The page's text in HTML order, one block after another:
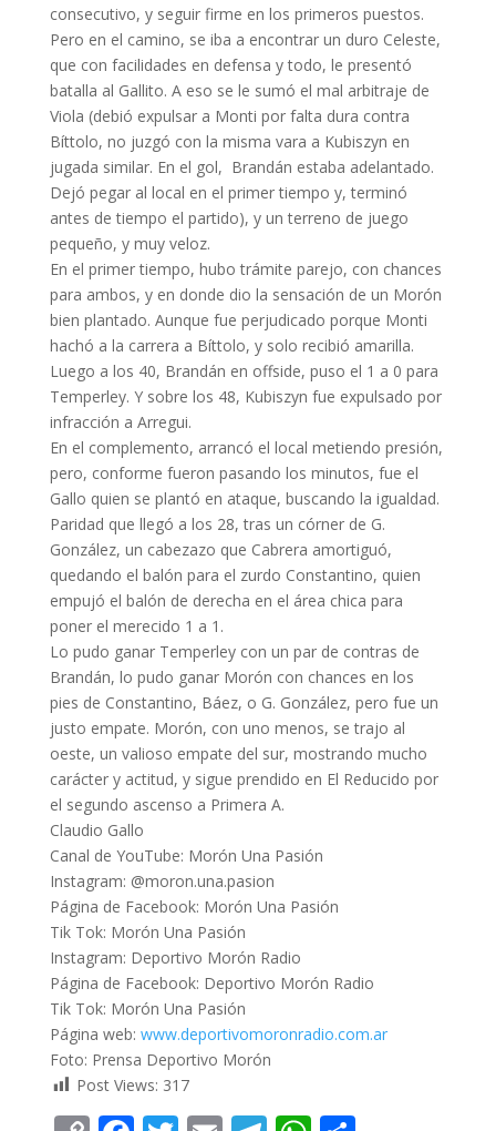
consecutivo, y seguir firme en los primeros puestos.
Pero en el camino, se iba a encontrar un duro Celeste,
que con facilidades en defensa y todo, le presentó
batalla al Gallito. A eso se le sumó el mal arbitraje de
Viola (debió expulsar a Monti por falta dura contra
Bíttolo, no juzgó con la misma vara a Kubiszyn en
jugada similar. En el gol, Brandán estaba adelantado.
Dejó pegar al local en el primer tiempo y, terminó
antes de tiempo el partido), y un terreno de juego
pequeño, y muy veloz.
En el primer tiempo, hubo trámite parejo, con chances
para ambos, y en donde dio la sensación de un Morón
bien plantado. Aunque fue perjudicado porque Monti
hachó a la carrera a Bíttolo, y solo recibió amarilla.
Luego a los 40, Brandán en offside, puso el 1 a 0 para
Temperley. Y sobre los 48, Kubiszyn fue expulsado por
infracción a Arregui.
En el complemento, arrancó el local metiendo presión,
pero, conforme fueron pasando los minutos, fue el
Gallo quien se plantó en ataque, buscando la igualdad.
Paridad que llegó a los 28, tras un córner de G.
González, un cabezazo que Cabrera amortiguó,
quedando el balón para el zurdo Constantino, quien
empujó el balón de derecha en el área chica para
poner el merecido 1 a 1.
Lo pudo ganar Temperley con un par de contras de
Brandán, lo pudo ganar Morón con chances en los
pies de Constantino, Báez, o G. González, pero fue un
justo empate. Morón, con uno menos, se trajo al
oeste, un valioso empate del sur, mostrando mucho
carácter y actitud, y sigue prendido en El Reducido por
el segundo ascenso a Primera A.
Claudio Gallo
Canal de YouTube: Morón Una Pasión
Instagram: @moron.una.pasion
Página de Facebook: Morón Una Pasión
Tik Tok: Morón Una Pasión
Instagram: Deportivo Morón Radio
Página de Facebook: Deportivo Morón Radio
Tik Tok: Morón Una Pasión
Página web: www.deportivomoronradio.com.ar
Foto: Prensa Deportivo Morón
Post Views: 317